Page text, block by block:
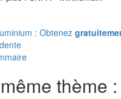
: Obtenez
thème :